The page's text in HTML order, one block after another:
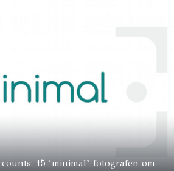
15 ‘minimal’ fotografen om